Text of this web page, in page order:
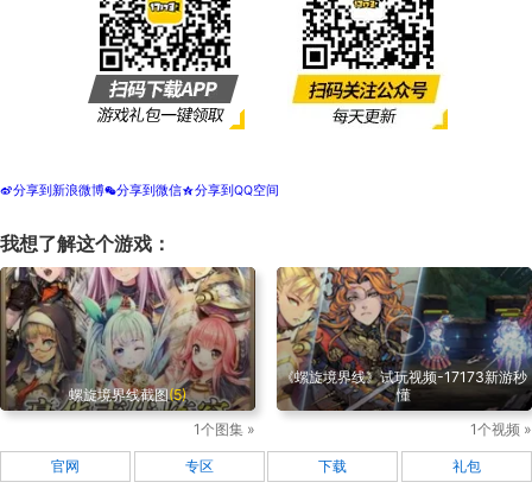
t分享到新浪微博w分享到微信z分享到QQ空间
我想了解这个游戏：
螺旋境界线截图(5)
1个图集 »
《螺旋境界线》试玩视频-17173新游秒
懂
1个视频 »
官网 专区 下载 礼包